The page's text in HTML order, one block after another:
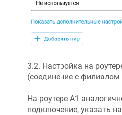
3.2. Настройка на
(соединение с филиалом
На роутере А1
подключение, указать